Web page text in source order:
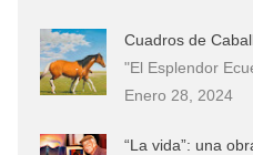
Cuadros de
"El Esplendor
Enero 28, 2024
“La vida”: una